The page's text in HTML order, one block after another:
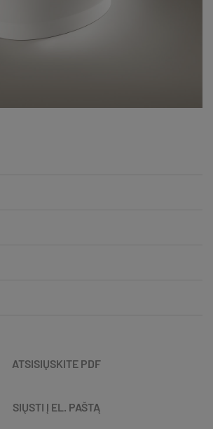
ATSISIŲSKITE PDF
SIŲSTI Į EL. PAŠTĄ